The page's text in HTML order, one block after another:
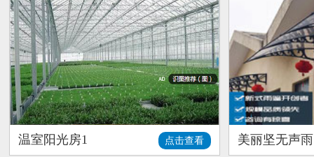
温室阳光房1 点击查看 美丽坚无声